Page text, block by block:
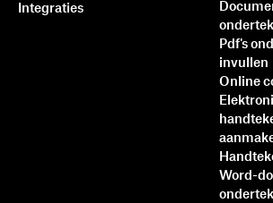
Integraties
Pdf's
invullen
Online
Word-